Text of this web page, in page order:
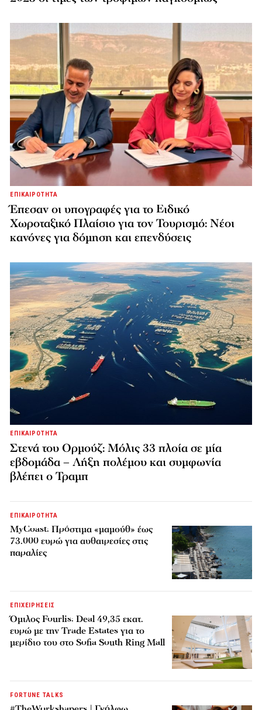
ΕΠΙΚΑΙΡΟΤΗΤΑ
Έπεσαν οι υπογραφές για το Ειδικό
Χωροταξικό Πλαίσιο για τον Τουρισμό: Νέοι
κανόνες για δόμηση και επενδύσεις
ΕΠΙΚΑΙΡΟΤΗΤΑ
Στενά του Ορμούζ: Μόλις 33 πλοία σε μία
εβδομάδα – Λήξη πολέμου και συμφωνία
βλέπει ο Τραμπ
ΕΠΙΚΑΙΡΟΤΗΤΑ
MyCoast: Πρόστιμα «μαμούθ» έως
73.000 ευρώ για αυθαιρεσίες στις
παραλίες
ΕΠΙΧΕΙΡΗΣΕΙΣ
Όμιλος Fourlis: Deal 49,35 εκατ.
ευρώ με την Trade Estates για το
μερίδιο του στο Sofia South Ring Mall
FORTUNE TALKS